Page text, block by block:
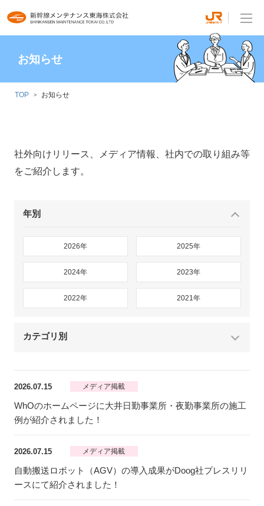
お知らせ
TOP お知らせ
社外向けリリース、メディア情報、社内での取り組み等
をご紹介します。
年別
2026年 2025年
2024年 2023年
2022年 2021年
カテゴリ別
2026.07.15 メディア掲載
WhOのホームページに大井日勤事業所・夜勤事業所の施工
例が紹介されました！
2026.07.15 メディア掲載
自動搬送ロボット（AGV）の導入成果がDoog社プレスリリ
ースにて紹介されました！